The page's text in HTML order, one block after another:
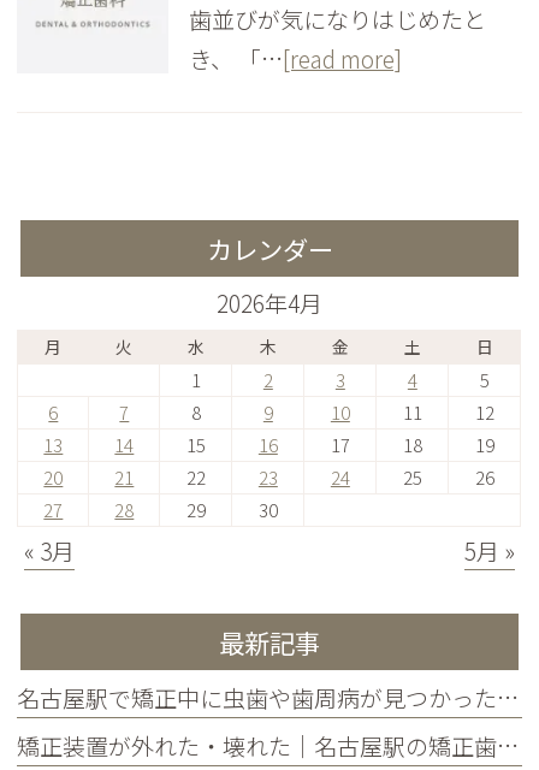
歯並びが気になりはじめたと
き、 「…[read more]
カレンダー
2026年4月
月 火 水 木 金 土 日
1 2 3 4
5
6
7 8 9 10 11
12
13
14 15 16 17 18
19
20
21 22 23 24 25
26
27
28 29 30
« 3月 5月 »
最新記事
名古屋駅で矯正中に虫歯や歯周病が見つかったらどうする？治療の進め方と予防を解説
矯正装置が外れた・壊れた｜名古屋駅の矯正歯科が教えるトラブル別の対処法